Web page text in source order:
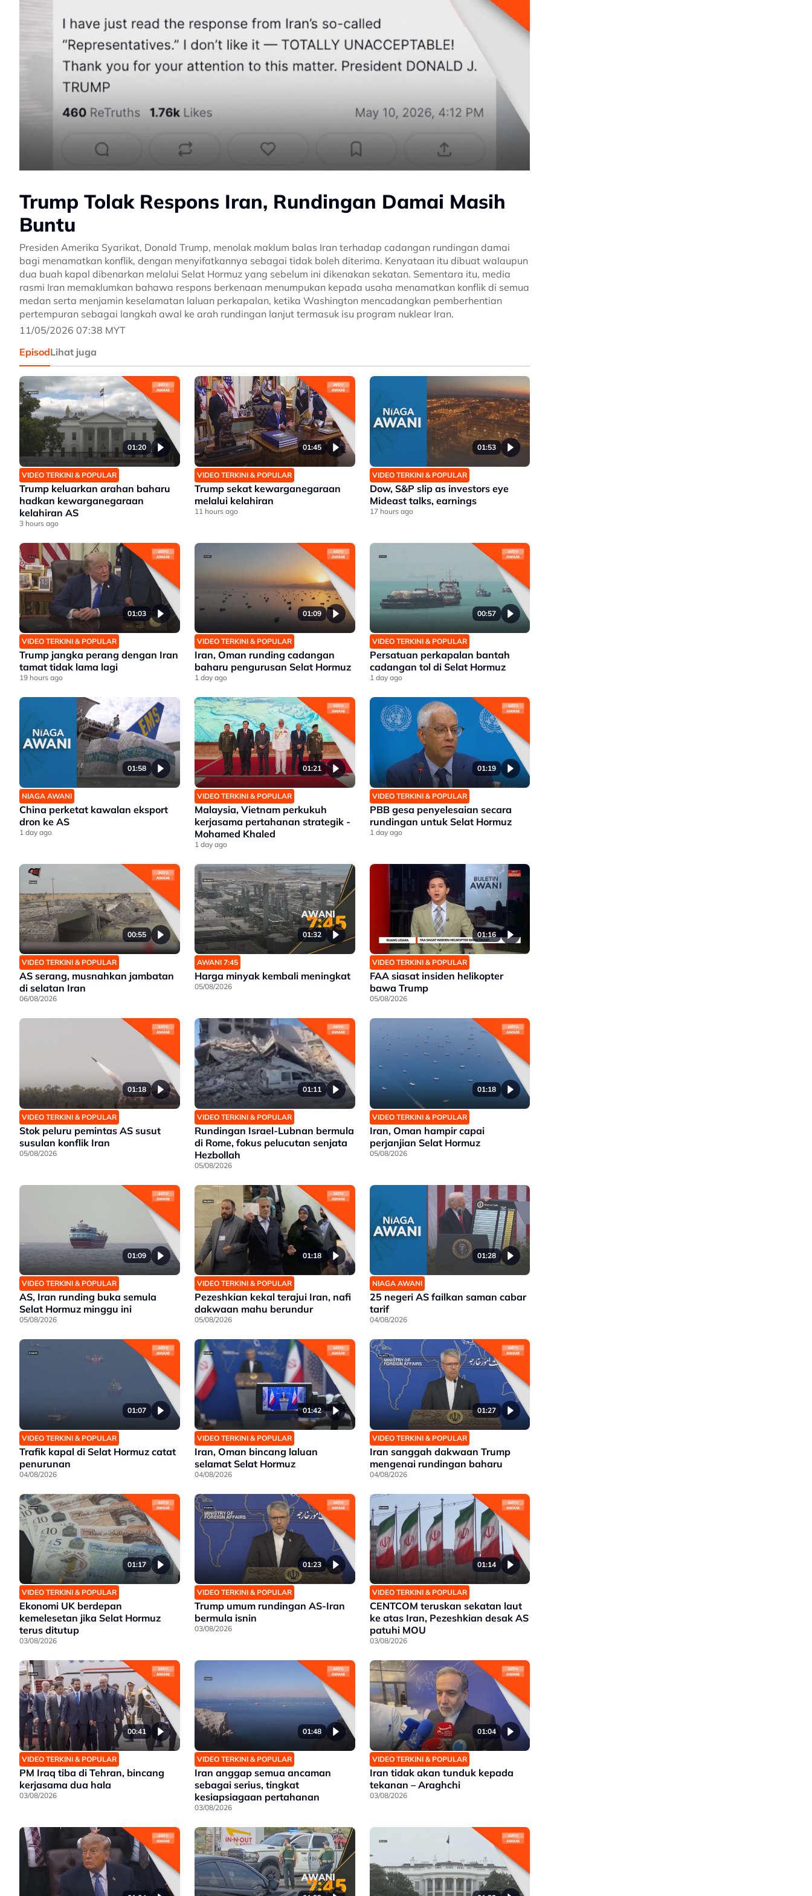
Trump Tolak Respons Iran, Rundingan Damai Masih
Buntu
Presiden Amerika Syarikat, Donald Trump, menolak maklum balas Iran terhadap cadangan rundingan damai
bagi menamatkan konflik, dengan menyifatkannya sebagai tidak boleh diterima. Kenyataan itu dibuat walaupun
dua buah kapal dibenarkan melalui Selat Hormuz yang sebelum ini dikenakan sekatan. Sementara itu, media
rasmi Iran memaklumkan bahawa respons berkenaan menumpukan kepada usaha menamatkan konflik di semua
medan serta menjamin keselamatan laluan perkapalan, ketika Washington mencadangkan pemberhentian
pertempuran sebagai langkah awal ke arah rundingan lanjut termasuk isu program nuklear Iran.
11/05/2026 07:38 MYT
EpisodLihat juga
01:20
VIDEO TERKINI & POPULAR
Trump keluarkan arahan baharu
hadkan kewarganegaraan
kelahiran AS
3 hours ago
01:45
VIDEO TERKINI & POPULAR
Trump sekat kewarganegaraan
melalui kelahiran
11 hours ago
01:53
VIDEO TERKINI & POPULAR
Dow, S&P slip as investors eye
Mideast talks, earnings
17 hours ago
01:03
VIDEO TERKINI & POPULAR
Trump jangka perang dengan Iran
tamat tidak lama lagi
19 hours ago
01:09
VIDEO TERKINI & POPULAR
Iran, Oman runding cadangan
baharu pengurusan Selat Hormuz
1 day ago
00:57
VIDEO TERKINI & POPULAR
Persatuan perkapalan bantah
cadangan tol di Selat Hormuz
1 day ago
01:58
NIAGA AWANI
China perketat kawalan eksport
dron ke AS
1 day ago
01:21
VIDEO TERKINI & POPULAR
Malaysia, Vietnam perkukuh
kerjasama pertahanan strategik -
Mohamed Khaled
1 day ago
01:19
VIDEO TERKINI & POPULAR
PBB gesa penyelesaian secara
rundingan untuk Selat Hormuz
1 day ago
00:55
VIDEO TERKINI & POPULAR
AS serang, musnahkan jambatan
di selatan Iran
06/08/2026
01:32
AWANI 7:45
Harga minyak kembali meningkat
05/08/2026
01:16
VIDEO TERKINI & POPULAR
FAA siasat insiden helikopter
bawa Trump
05/08/2026
01:18
VIDEO TERKINI & POPULAR
Stok peluru pemintas AS susut
susulan konflik Iran
05/08/2026
01:11
VIDEO TERKINI & POPULAR
Rundingan Israel-Lubnan bermula
di Rome, fokus pelucutan senjata
Hezbollah
05/08/2026
01:18
VIDEO TERKINI & POPULAR
Iran, Oman hampir capai
perjanjian Selat Hormuz
05/08/2026
01:09
VIDEO TERKINI & POPULAR
AS, Iran runding buka semula
Selat Hormuz minggu ini
05/08/2026
01:18
VIDEO TERKINI & POPULAR
Pezeshkian kekal terajui Iran, nafi
dakwaan mahu berundur
05/08/2026
01:28
NIAGA AWANI
25 negeri AS failkan saman cabar
tarif
04/08/2026
01:07
VIDEO TERKINI & POPULAR
Trafik kapal di Selat Hormuz catat
penurunan
04/08/2026
01:42
VIDEO TERKINI & POPULAR
Iran, Oman bincang laluan
selamat Selat Hormuz
04/08/2026
01:27
VIDEO TERKINI & POPULAR
Iran sanggah dakwaan Trump
mengenai rundingan baharu
04/08/2026
01:17
VIDEO TERKINI & POPULAR
Ekonomi UK berdepan
kemelesetan jika Selat Hormuz
terus ditutup
03/08/2026
01:23
VIDEO TERKINI & POPULAR
Trump umum rundingan AS-Iran
bermula isnin
03/08/2026
01:14
VIDEO TERKINI & POPULAR
CENTCOM teruskan sekatan laut
ke atas Iran, Pezeshkian desak AS
patuhi MOU
03/08/2026
00:41
VIDEO TERKINI & POPULAR
PM Iraq tiba di Tehran, bincang
kerjasama dua hala
03/08/2026
01:48
VIDEO TERKINI & POPULAR
Iran anggap semua ancaman
sebagai serius, tingkat
kesiapsiagaan pertahanan
03/08/2026
01:04
VIDEO TERKINI & POPULAR
Iran tidak akan tunduk kepada
tekanan – Araghchi
03/08/2026